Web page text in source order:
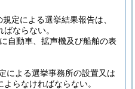
定による選挙結果報告は、
ならない。
自動車、拡声機及び船舶の表
による選挙事務所の設置又は
よらなければならない。